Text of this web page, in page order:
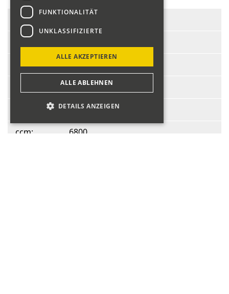
Start-Nr.:
Fahrzeug:
Dodge Dart
1972
600
ccm:
6800
FUNKTIONALITÄT
UNKLASSIFIZIERTE
ALLE AKZEPTIEREN
ALLE ABLEHNEN
DETAILS ANZEIGEN